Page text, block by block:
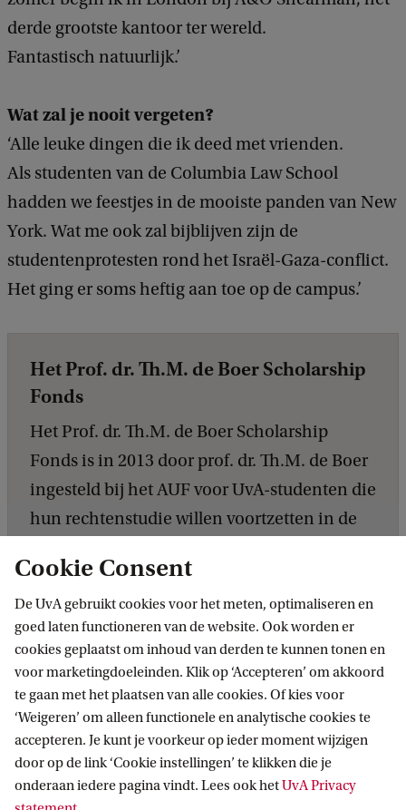
derde grootste kantoor ter wereld.
Fantastisch natuurlijk.’
Wat zal je nooit vergeten?
‘Alle leuke dingen die ik deed met vrienden.
Als studenten van de Columbia Law School
hadden we feestjes in de mooiste panden van New
York. Wat me ook zal bijblijven zijn de
studentenprotesten rond het Israël-Gaza-conflict.
Het ging er soms heftig aan toe op de campus.’
Het Prof. dr. Th.M. de Boer Scholarship
Fonds
Het Prof. dr. Th.M. de Boer Scholarship
Fonds is in 2013 door prof. dr. Th.M. de Boer
ingesteld bij het AUF voor UvA-studenten die
hun rechtenstudie willen voortzetten in de
land. Sinds 2013 ontvangen gemiddeld twee
studenten per collegejaar een studiebeurs.
Steun het Het Prof. dr. Th.M. de Boer Scholarship
Fonds
Cookie Consent
De UvA gebruikt cookies voor het meten, optimaliseren en
goed laten functioneren van de website. Ook worden er
cookies geplaatst om inhoud van derden te kunnen tonen en
voor marketingdoeleinden. Klik op ‘Accepteren’ om akkoord
te gaan met het plaatsen van alle cookies. Of kies voor
‘Weigeren’ om alleen functionele en analytische cookies te
accepteren. Je kunt je voorkeur op ieder moment wijzigen
door op de link ‘Cookie instellingen’ te klikken die je
onderaan iedere pagina vindt. Lees ook hetUvA Privacy